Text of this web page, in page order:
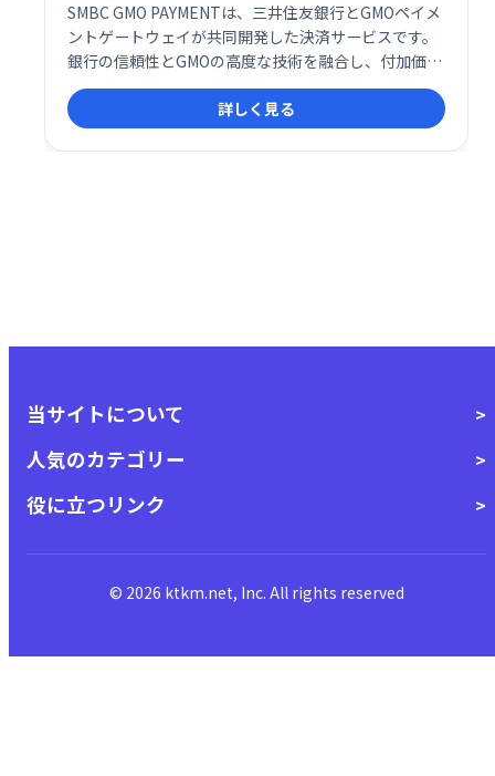
SMBC GMO PAYMENTは、三井住友銀行とGMOペイメ
ントゲートウェイが共同開発した決済サービスです。
銀行の信頼性とGMOの高度な技術を融合し、付加価値
の高い決済ソリューションを提供します。国内外の強
固なプラットフォームと、先進的な決済技術により、
安全で効率的な決済処理を実現します。
詳しく見る
当サイトについて
人気のカテゴリー
役に立つリンク
© 2026 ktkm.net, Inc. All rights reserved